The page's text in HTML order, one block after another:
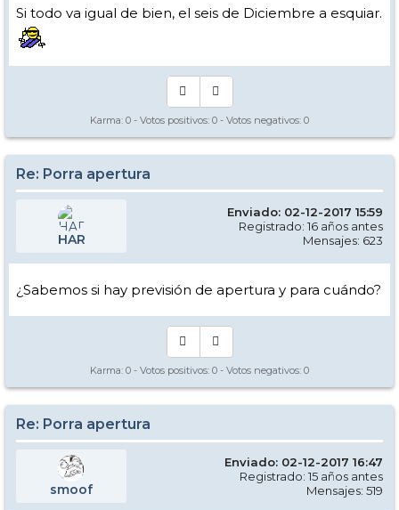
Si todo va igual de bien, el seis de Diciembre a esquiar.
Karma: 0 - Votos positivos: 0 - Votos negativos: 0
Re: Porra apertura
HAR
Enviado: 02-12-2017 15:59
Registrado: 16 años antes
Mensajes: 623
¿Sabemos si hay previsión de apertura y para cuándo?
Karma: 0 - Votos positivos: 0 - Votos negativos: 0
Re: Porra apertura
smoof
Enviado: 02-12-2017 16:47
Registrado: 15 años antes
Mensajes: 519